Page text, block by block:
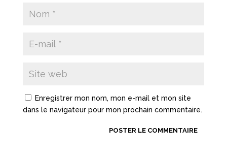
Enregistrer mon nom, mon e-mail et mon site
dans le navigateur pour mon prochain commentaire.